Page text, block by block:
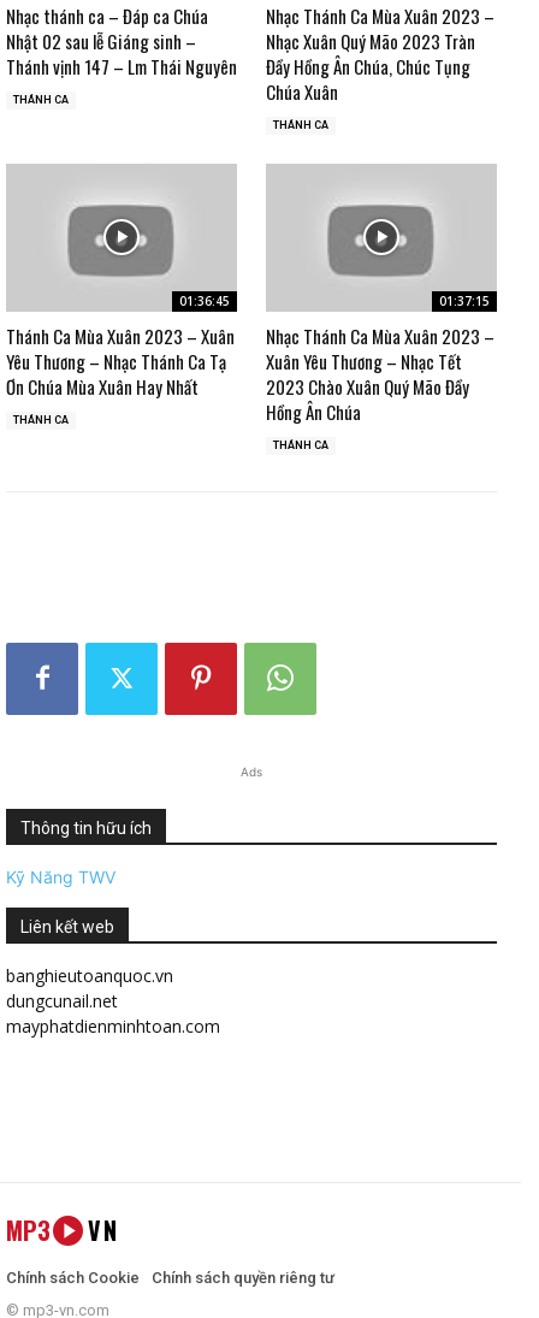
Nhạc thánh ca – Đáp ca Chúa
Nhật 02 sau lễ Giáng sinh –
Thánh vịnh 147 – Lm Thái Nguyên
THÁNH CA
Nhạc Thánh Ca Mùa Xuân 2023 –
Nhạc Xuân Quý Mão 2023 Tràn
Đầy Hồng Ân Chúa, Chúc Tụng
Chúa Xuân
THÁNH CA
01:36:45
Thánh Ca Mùa Xuân 2023 – Xuân
Yêu Thương – Nhạc Thánh Ca Tạ
Ơn Chúa Mùa Xuân Hay Nhất
THÁNH CA
01:37:15
Nhạc Thánh Ca Mùa Xuân 2023 –
Xuân Yêu Thương – Nhạc Tết
2023 Chào Xuân Quý Mão Đầy
Hồng Ân Chúa
THÁNH CA
Ads
Thông tin hữu ích
Kỹ Năng TWV
Liên kết web
banghieutoanquoc.vn
dungcunail.net
mayphatdienminhtoan.com
MP3 VN
Chính sách Cookie
Chính sách quyền riêng tư
© mp3-vn.com